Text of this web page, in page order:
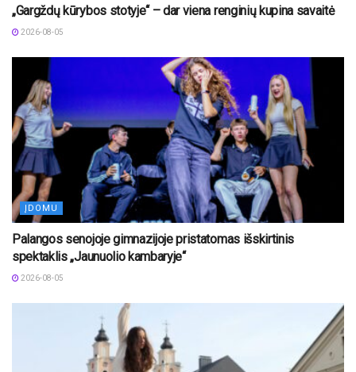
„Gargždų kūrybos stotyje“ – dar viena renginių kupina savaitė
2026-08-05
ĮDOMU
Palangos senojoje gimnazijoje pristatomas išskirtinis
spektaklis „Jaunuolio kambaryje“
2026-08-05